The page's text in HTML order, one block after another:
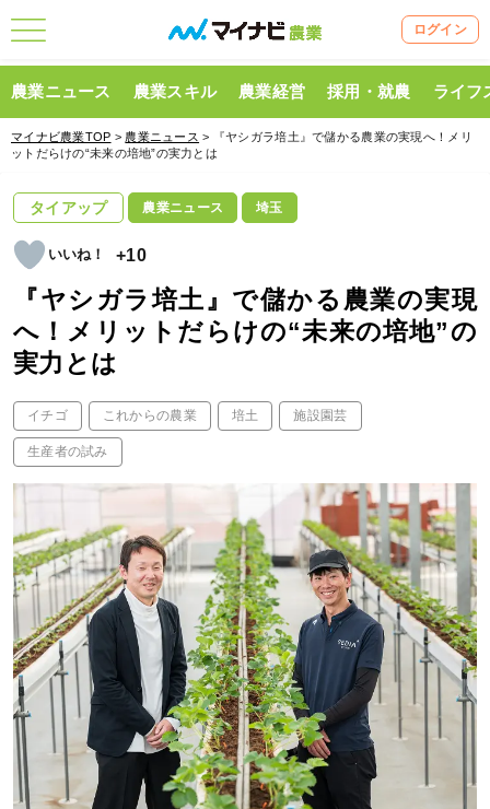
ログイン
農業ニュース 農業スキル 農業経営 採用・就農 ライフ
マイナビ農業TOP > 農業ニュース > 『ヤシガラ培土』で儲かる農業の実現へ！メリ
ットだらけの“未来の培地”の実力とは
タイアップ 農業ニュース 埼玉
+10
『ヤシガラ培土』で儲かる農業の実現
へ！メリットだらけの“未来の培地”の
実力とは
イチゴ これからの農業 培土 施設園芸
生産者の試み